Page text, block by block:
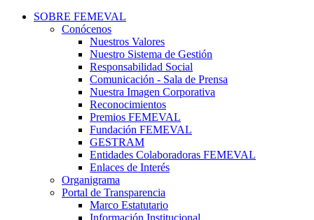
SOBRE FEMEVAL
Conócenos
Nuestros Valores
Nuestro Sistema de Gestión
Responsabilidad Social
Comunicación - Sala de Prensa
Nuestra Imagen Corporativa
Reconocimientos
Premios FEMEVAL
Fundación FEMEVAL
GESTRAM
Entidades Colaboradoras FEMEVAL
Enlaces de Interés
Organigrama
Portal de Transparencia
Marco Estatutario
Información Institucional